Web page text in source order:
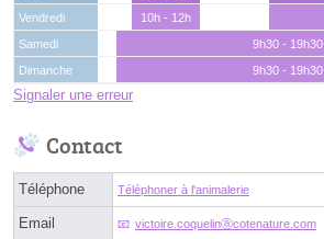
Vendredi
10h - 12h
Samedi
9h30 - 19h30
Dimanche
9h30 - 19h30
Signaler une erreur
Contact
Téléphone Téléphoner à l'animalerie
Email victoire.coquelinⓐcotenature.com